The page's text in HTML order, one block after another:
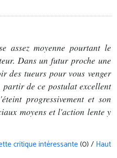
assez moyenne pourtant le
Dans un futur proche une
des tueurs pour vous venger
de ce postulat excellent
progressivement et son
moyens et l'action lente y
critique intéressante(0) / Haut